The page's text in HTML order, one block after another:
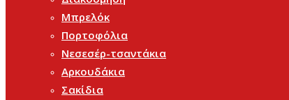
Μπρελόκ
Πορτοφόλια
Νεσεσέρ-τσαντάκια
Αρκουδάκια
Σακίδια